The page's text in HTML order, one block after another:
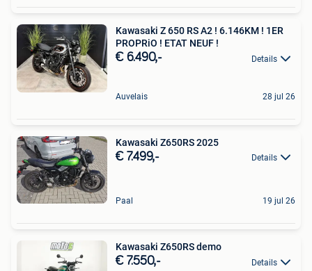
Kawasaki Z 650 RS A2 ! 6.146KM ! 1ER
PROPRiO ! ETAT NEUF !
€ 6.490,- Details
Auvelais 28 jul 26
Kawasaki Z650RS 2025
€ 7.499,- Details
Paal 19 jul 26
Kawasaki Z650RS demo
€ 7.550,- Details